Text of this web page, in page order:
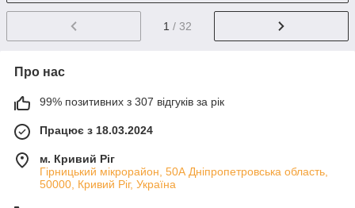
1 / 32
Про нас
99% позитивних з 307 відгуків за рік
Працює з 18.03.2024
м. Кривий Ріг
Гірницький мікрорайон, 50А Дніпропетровська область,
50000, Кривий Ріг, Україна